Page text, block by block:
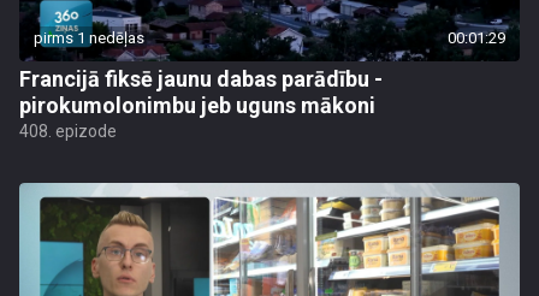
pirms 1 nedēļas 00:01:29
Francijā fiksē jaunu dabas parādību -
pirokumolonimbu jeb uguns mākoni
408. epizode